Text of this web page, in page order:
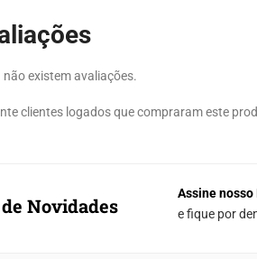
não existem avaliações.
clientes logados que compraram este
Novidades
Assine
e fique por